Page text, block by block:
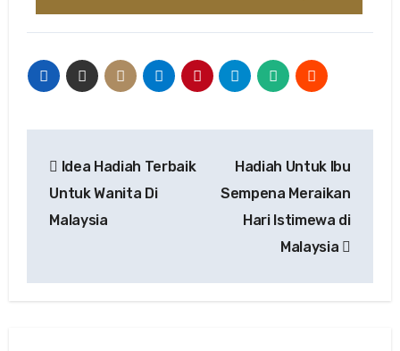
Idea Hadiah Terbaik
Untuk Wanita Di
Malaysia
Hadiah Untuk Ibu
Sempena Meraikan
Hari Istimewa di
Malaysia